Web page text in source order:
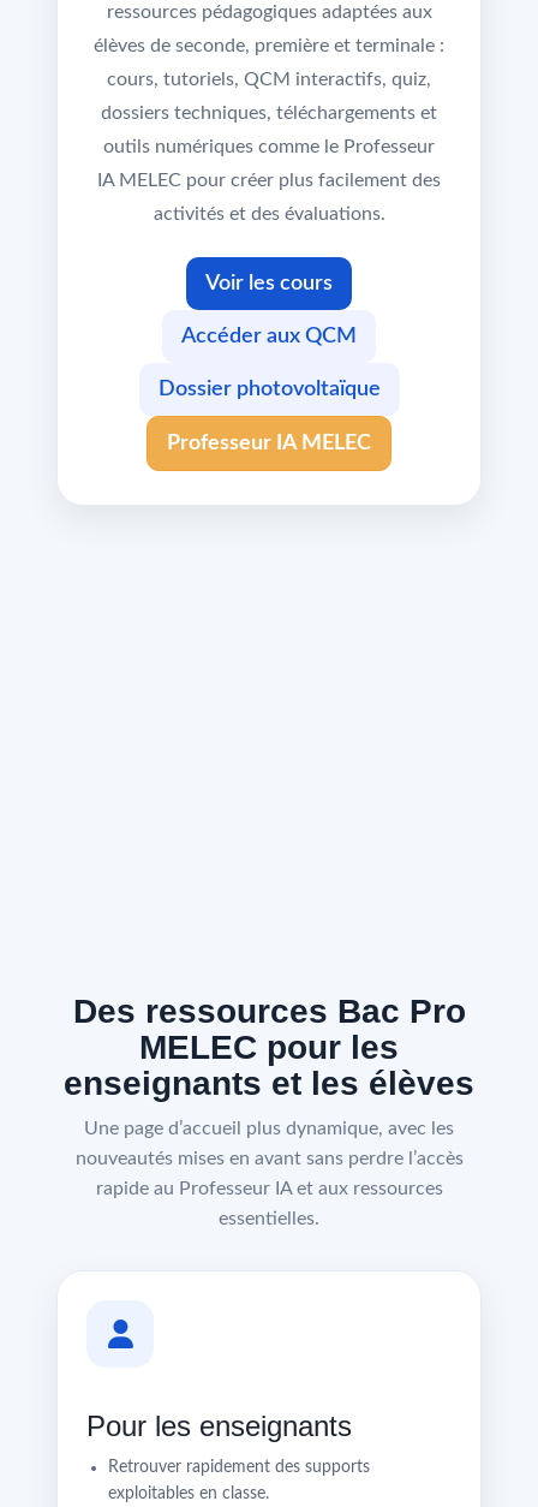
ressources pédagogiques adaptées aux
élèves de seconde, première et terminale :
cours, tutoriels, QCM interactifs, quiz,
dossiers techniques, téléchargements et
outils numériques comme le Professeur
IA MELEC pour créer plus facilement des
activités et des évaluations.
Voir les cours
Accéder aux QCM
Dossier photovoltaïque
Professeur IA MELEC
Des ressources Bac Pro
MELEC pour les
enseignants et les élèves
Une page d’accueil plus dynamique, avec les
nouveautés mises en avant sans perdre l’accès
rapide au Professeur IA et aux ressources
essentielles.
Pour les enseignants
Retrouver rapidement des supports
exploitables en classe.